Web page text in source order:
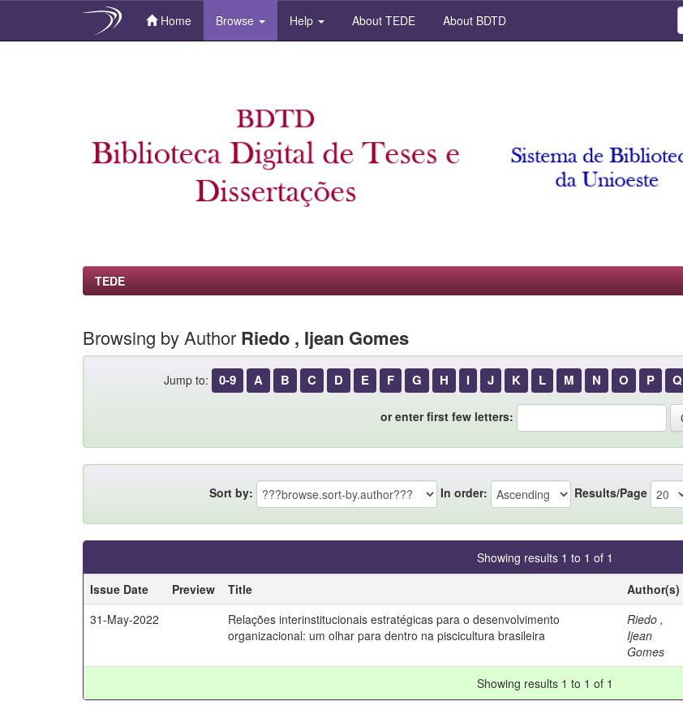
Home Browse Help About TEDE About BDTD
TEDE
Browsing by Author Riedo , Ijean Gomes
Jump to: 0-9 A B C D E F G H I J K L M N O P Q
or enter first few letters:
Sort by: In order: Results/Page
Showing results 1 to 1 of 1
Issue Date
Preview Title Author(s)
31-May-2022
Relações interinstitucionais estratégicas para o desenvolvimento
organizacional: um olhar para dentro na piscicultura brasileira
Riedo ,
Ijean
Gomes
Showing results 1 to 1 of 1